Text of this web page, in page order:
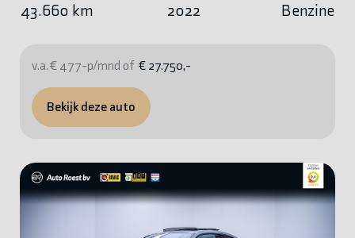
43.660 km 2022 Benzine
v.a. € 477-p/mnd of € 27.750,-
Bekijk deze auto